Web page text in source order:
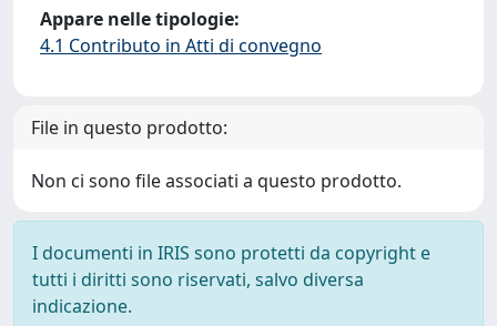
Appare nelle tipologie:
4.1 Contributo in Atti di convegno
File in questo prodotto:
Non ci sono file associati a questo prodotto.
I documenti in IRIS sono protetti da copyright e
tutti i diritti sono riservati, salvo diversa
indicazione.